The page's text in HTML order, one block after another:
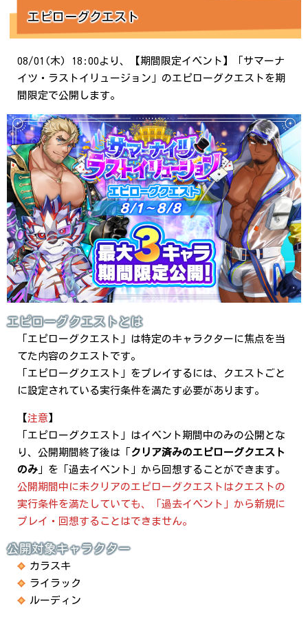
エピローグクエスト
08/01(木) 18:00より、【期間限定イベント】「サマーナ
イツ・ラストイリュージョン」のエピローグクエストを期
間限定で公開します。
エピローグクエストとは
「エピローグクエスト」は特定のキャラクターに焦点を当
てた内容のクエストです。
「エピローグクエスト」をプレイするには、クエストごと
に設定されている実行条件を満たす必要があります。
【注意】
「エピローグクエスト」はイベント期間中のみの公開とな
り、公開期間終了後は「
クリア済みのエピローグクエスト
のみ 」を「過去イベント」から回想することができます。
公開期間中に未クリアのエピローグクエストはクエストの
実行条件を満たしていても、「過去イベント」から新規に
プレイ・回想することはできません。
公開対象キャラクター
カラスキ
ライラック
ルーディン